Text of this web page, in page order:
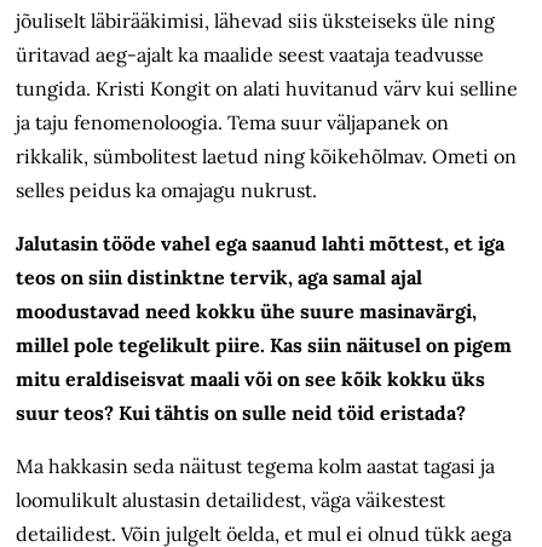
jõuliselt läbirääkimisi, lähevad siis üksteiseks üle ning
üritavad aeg-ajalt ka maalide seest vaataja teadvusse
tungida. Kristi Kongit on alati huvitanud värv kui selline
ja taju fenomenoloogia. Tema suur väljapanek on
rikkalik, sümbolitest laetud ning kõikehõlmav. Ometi on
selles peidus ka omajagu nukrust.
Jalutasin tööde vahel ega saanud lahti mõttest, et iga
teos on siin distinktne tervik, aga samal ajal
moodustavad need kokku ühe suure masinavärgi,
millel pole tegelikult piire. Kas siin näitusel on pigem
mitu eraldiseisvat maali või on see kõik kokku üks
suur teos? Kui tähtis on sulle neid töid eristada?
Ma hakkasin seda näitust tegema kolm aastat tagasi ja
loomulikult alustasin detailidest, väga väikestest
detailidest. Võin julgelt öelda, et mul ei olnud tükk aega